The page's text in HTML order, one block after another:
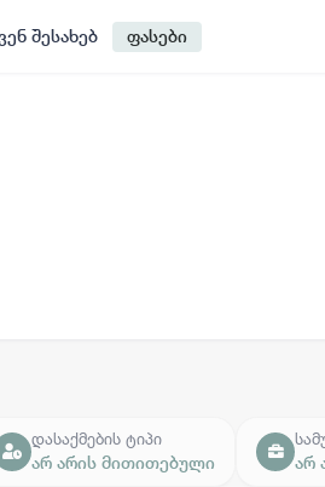
შესახებ ფასები
დასაქმების ტიპი
არ არის მითითებული
არ